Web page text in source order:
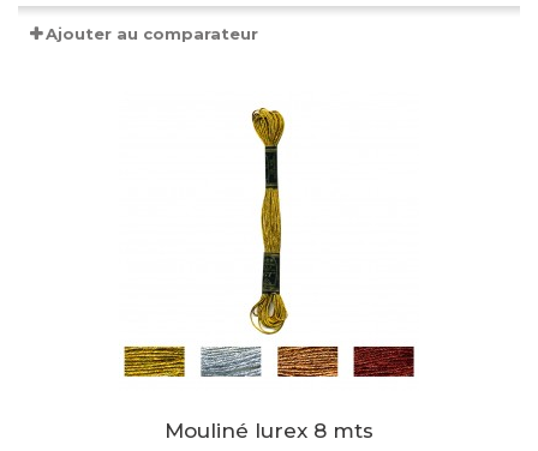
Ajouter au comparateur
Mouliné lurex 8 mts